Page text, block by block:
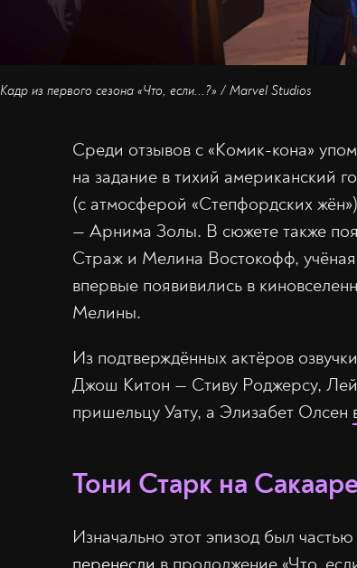
Кадр из первого сезона «Что, если...?» / Marvel Studios
Среди отзывов с «Комик-кона»
на задание в тихий американский
(с атмосферой «Степфордских
— Арнима Золы. В сюжете также
Страж и Мелина Востокофф,
впервые появивились в
Мелины.
Из подтверждённых актёров
Джош Китон — Стиву Роджерсу,
пришельцу Уату, а Элизабет Олсен
Тони Старк на Сакааре
Изначально этот эпизод был